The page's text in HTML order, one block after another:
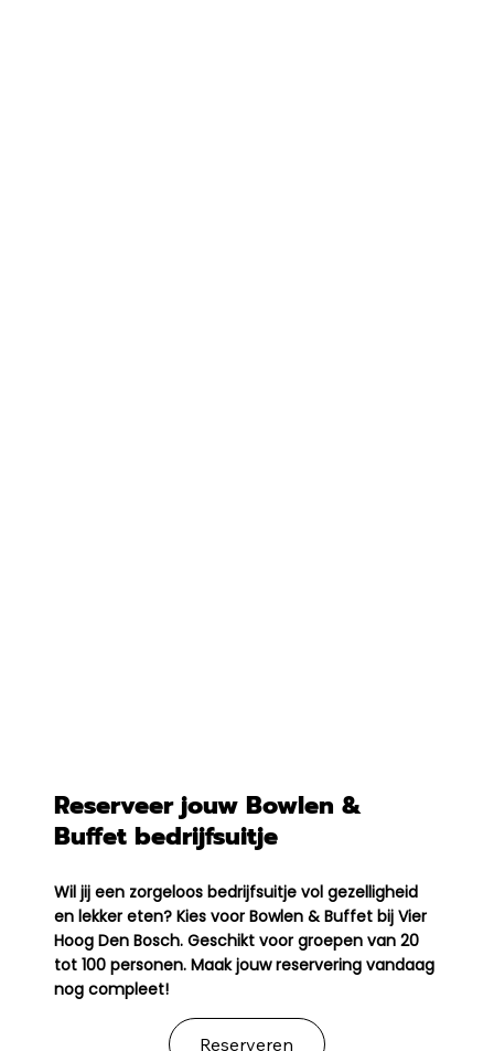
Reserveer jouw Bowlen &
Buffet bedrijfsuitje
Wil jij een zorgeloos bedrijfsuitje vol gezelligheid
en lekker eten? Kies voor Bowlen & Buffet bij Vier
Hoog Den Bosch. Geschikt voor groepen van 20
tot 100 personen. Maak jouw reservering vandaag
nog compleet!
Reserveren